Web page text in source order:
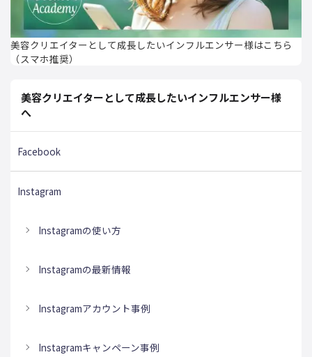
美容クリエイターとして成長したいインフルエンサー様はこちら
（スマホ推奨）
美容クリエイターとして成長したいインフルエンサー様
へ
Facebook
Instagram
Instagramの使い方
Instagramの最新情報
Instagramアカウント事例
Instagramキャンペーン事例